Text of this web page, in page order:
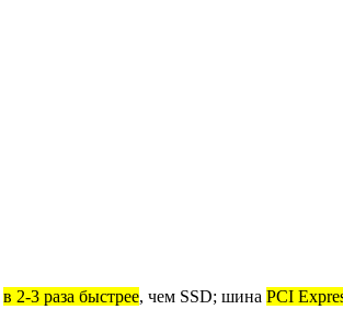
в 2-3 раза быстрее, чем SSD; шина PCI